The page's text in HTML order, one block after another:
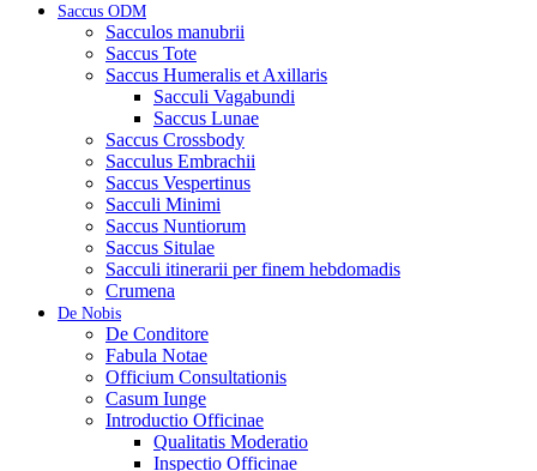
Saccus ODM
Sacculos manubrii
Saccus Tote
Saccus Humeralis et Axillaris
Sacculi Vagabundi
Saccus Lunae
Saccus Crossbody
Sacculus Embrachii
Saccus Vespertinus
Sacculi Minimi
Saccus Nuntiorum
Saccus Situlae
Sacculi itinerarii per finem hebdomadis
Crumena
De Nobis
De Conditore
Fabula Notae
Officium Consultationis
Casum Iunge
Introductio Officinae
Qualitatis Moderatio
Inspectio Officinae